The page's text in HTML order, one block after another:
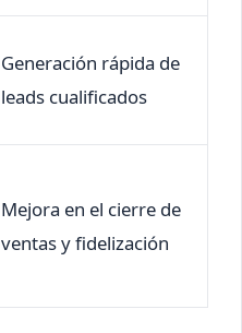
Generación rápida de
leads cualificados
Mejora en el cierre de
ventas y fidelización